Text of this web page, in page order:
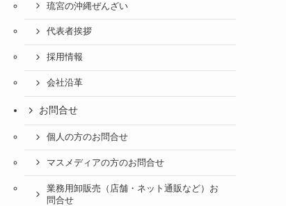
琉宮の沖縄ぜんざい
代表者挨拶
採用情報
会社沿革
お問合せ
個人の方のお問合せ
マスメディアの方のお問合せ
業務用卸販売（店舗・ネット通販など）お
問合せ